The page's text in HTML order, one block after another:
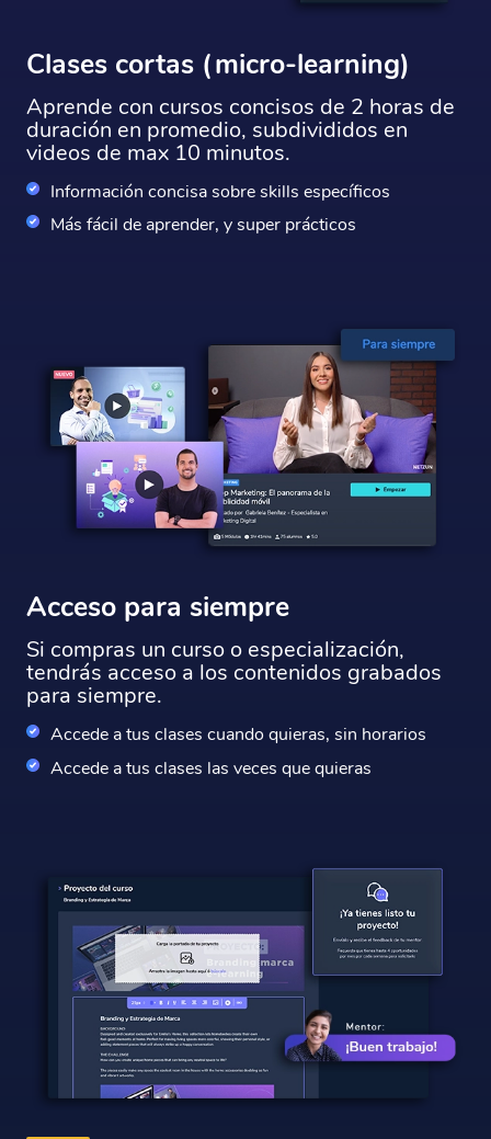
Clases cortas (micro-learning)
Aprende con cursos concisos de 2 horas de
duración en promedio, subdivididos en
videos de max 10 minutos.
Información concisa sobre skills específicos
Más fácil de aprender, y super prácticos
Acceso para siempre
Si compras un curso o especialización,
tendrás acceso a los contenidos grabados
para siempre.
Accede a tus clases cuando quieras, sin horarios
Accede a tus clases las veces que quieras